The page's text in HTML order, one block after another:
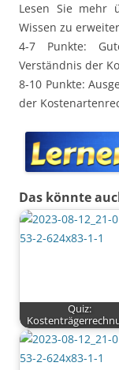
Lesen Sie mehr
Wissen zu
4-7 Punkte:
Verständnis der
8-10 Punkte:
der
Das könnte
Quiz: